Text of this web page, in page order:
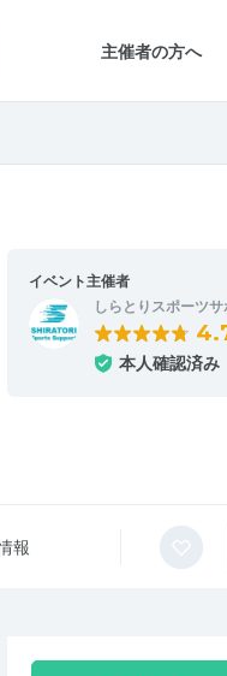
主催者の方へ
イベント主催者
しらとりスポーツサ
本人確認済み
報